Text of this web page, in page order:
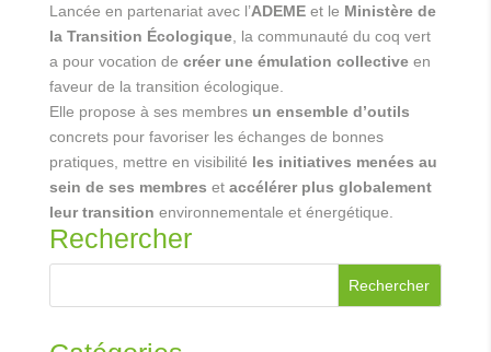
Lancée en partenariat avec l’ADEMEet le Ministère de
la Transition Écologique, la communauté du coq vert
a pour vocation de créer une émulation collectiveen
faveur de la transition écologique.
Elle propose à ses membresun ensemble d’outils
concrets pour favoriser les échanges de bonnes
pratiques, mettre en visibilité les initiatives menées au
sein de ses membres et accélérer plus globalement
leur transition environnementale et énergétique.
Rechercher